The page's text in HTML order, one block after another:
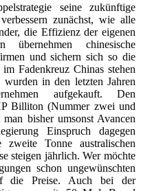
seine zukünftige
zunächst, wie alle
die Effizienz der eigenen
übernehmen chinesische
und sichern sich so die
Fadenkreuz Chinas stehen
in den letzten Jahren
aufgekauft. Den
Billiton (Nummer zwei und
bisher umsonst Avancen
Einspruch dagegen
Tonne australischen
steigen jährlich. Wer möchte
schon ungewünschten
die Preise. Auch bei der